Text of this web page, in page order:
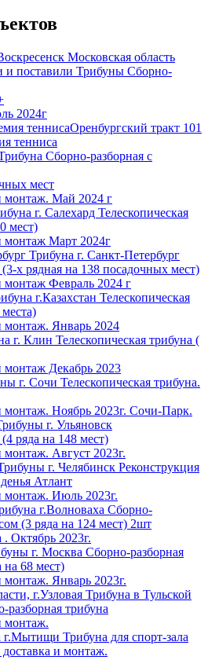
Московская область
и поставили Трибуны Сборно-
2024г
тенниса
Сборно-разборная с
мест
монтаж. Май 2024 г
г. Салехард Телескопическая
мест)
монтаж Март 2024г
Трибуна г. Санкт-Петербург
х рядная на 138 посадочных мест)
монтаж Февраль 2024 г
г.Казахстан Телескопическая
монтаж. Январь 2024
г. Клин Телескопическая трибуна (
монтаж Декабрь 2023
г. Сочи Телескопическая трибуна.
монтаж. Ноябрь 2023г. Сочи-Парк.
г. Ульяновск
ряда на 148 мест)
монтаж. Август 2023г.
г. Челябинск Реконструкция
Атлант
монтаж. Июль 2023г.
г.Волноваха Сборно-
(3 ряда на 124 мест) 2шт
. Октябрь 2023г.
г. Москва Сборно-разборная
на 68 мест)
монтаж. Январь 2023г.
Трибуна в Тульской
разборная трибуна
монтаж.
Трибуна для спорт-зала
и монтаж.